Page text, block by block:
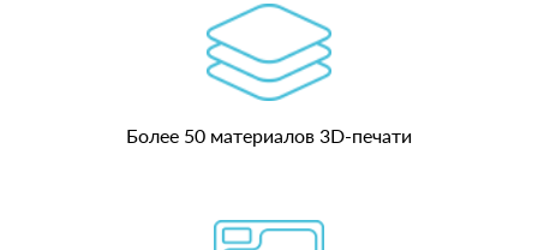
Более 50 материалов 3D-печати